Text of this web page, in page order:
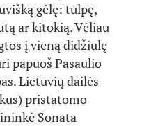
gėlę: tulpę,
ar kitokią. Vėliau
į vieną didžiulę
papuoš Pasaulio
Lietuvių dailės
pristatomo
Sonata